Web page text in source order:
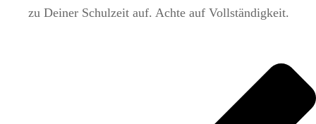
zu Deiner Schulzeit auf. Achte auf Vollständigkeit.